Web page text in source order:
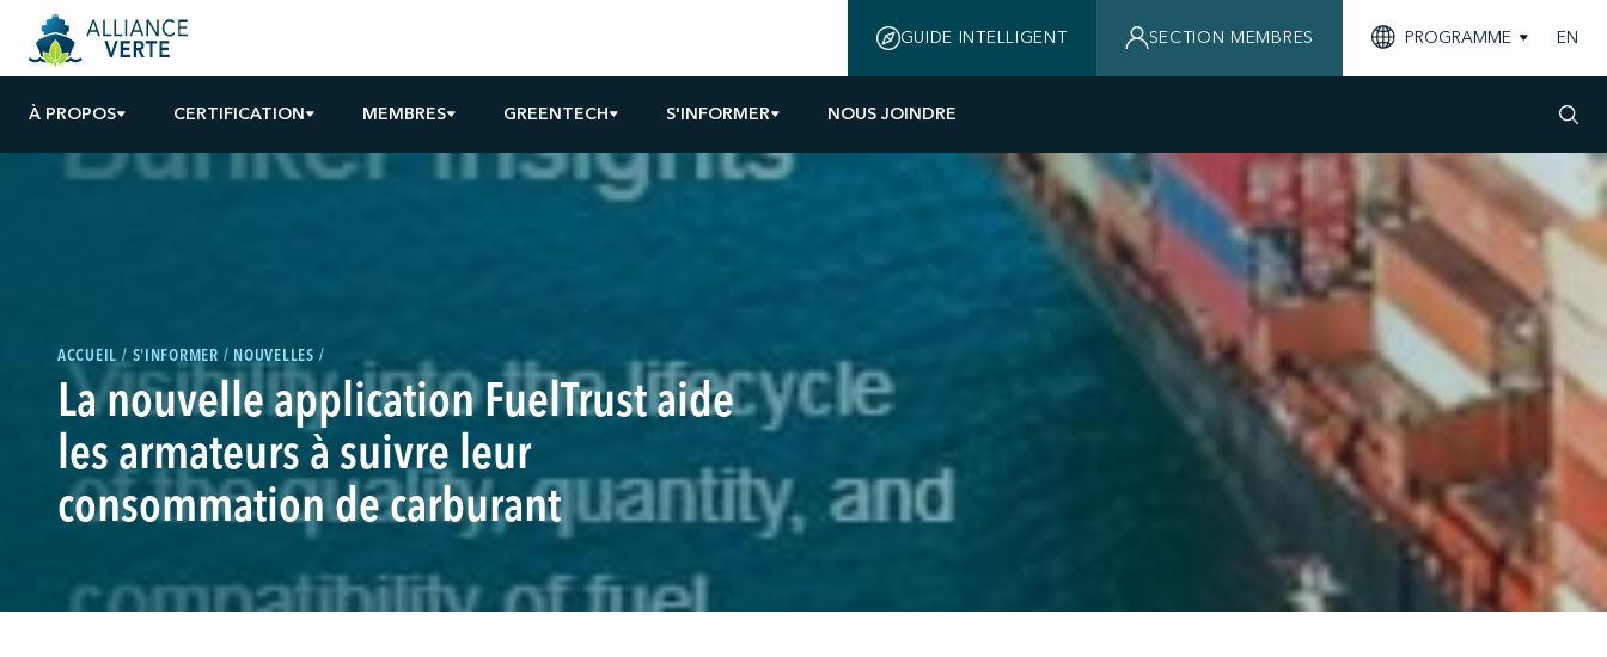
À PROPOS CERTIFICATION MEMBRES GREENTECH S'INFORMER NOUS JOINDRE
GUIDE INTELLIGENT SECTION MEMBRES PROGRAMME EN
ACCUEIL S'INFORMER NOUVELLES
La nouvelle application FuelTrust aide
les armateurs à suivre leur
consommation de carburant